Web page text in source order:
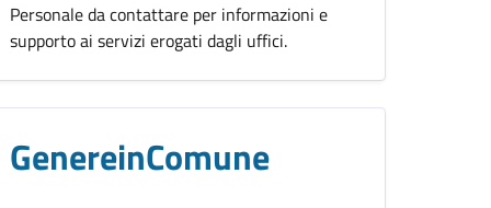
Personale da contattare per informazioni e
supporto ai servizi erogati dagli uffici.
GenereinComune